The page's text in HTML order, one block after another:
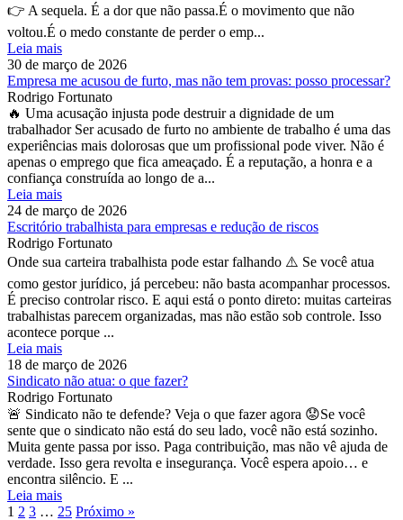
👉 A sequela. É a dor que não passa.É o movimento que não
voltou.É o medo constante de perder o emp...
Leia mais
30 de março de 2026
Empresa me acusou de furto, mas não tem provas: posso processar?
Rodrigo Fortunato
🔥 Uma acusação injusta pode destruir a dignidade de um
trabalhador Ser acusado de furto no ambiente de trabalho é uma das
experiências mais dolorosas que um profissional pode viver. Não é
apenas o emprego que fica ameaçado. É a reputação, a honra e a
confiança construída ao longo de a...
Leia mais
24 de março de 2026
Escritório trabalhista para empresas e redução de riscos
Rodrigo Fortunato
Onde sua carteira trabalhista pode estar falhando ⚠️ Se você atua
como gestor jurídico, já percebeu: não basta acompanhar processos.
É preciso controlar risco. E aqui está o ponto direto: muitas carteiras
trabalhistas parecem organizadas, mas não estão sob controle. Isso
acontece porque ...
Leia mais
18 de março de 2026
Sindicato não atua: o que fazer?
Rodrigo Fortunato
🚨 Sindicato não te defende? Veja o que fazer agora 😟Se você
sente que o sindicato não está do seu lado, você não está sozinho.
Muita gente passa por isso. Paga contribuição, mas não vê ajuda de
verdade. Isso gera revolta e insegurança. Você espera apoio… e
encontra silêncio. E ...
Leia mais
1 2 3 … 25 Próximo »